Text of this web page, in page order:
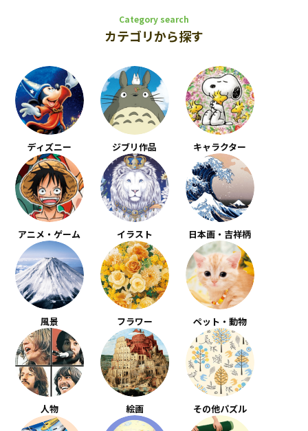
Category search
カテゴリから探す
ディズニー ジブリ作品 キャラクター
アニメ・ゲーム イラスト 日本画・吉祥柄
風景 フラワー ペット・動物
人物 絵画 その他パズル